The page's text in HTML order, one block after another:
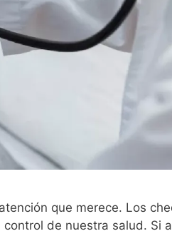
que merece. Los
de nuestra salud. Si